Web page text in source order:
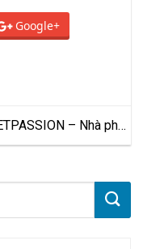
Google+
– Nhà phân
độc quyền các thương